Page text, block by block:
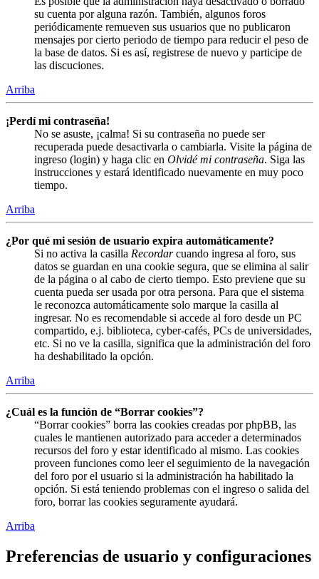
su cuenta por alguna razón. También, algunos foros
periódicamente remueven sus usuarios que no publicaron
mensajes por cierto periodo de tiempo para reducir el peso de
la base de datos. Si es así, registrese de nuevo y participe de
las discuciones.
Arriba
¡Perdí mi contraseña!
No se asuste, ¡calma! Si su contraseña no puede ser
recuperada puede desactivarla o cambiarla. Visite la página de
ingreso (login) y haga clic en Olvidé mi contraseña. Siga las
instrucciones y estará identificado nuevamente en muy poco
tiempo.
Arriba
¿Por qué mi sesión de usuario expira automáticamente?
Si no activa la casilla Recordarcuando ingresa al foro, sus
datos se guardan en una cookie segura, que se elimina al salir
de la página o al cabo de cierto tiempo. Esto previene que su
cuenta pueda ser usada por otra persona. Para que el sistema
le reconozca automáticamente solo marque la casilla al
ingresar. No es recomendable si accede al foro desde un PC
compartido, e.j. biblioteca, cyber-cafés, PCs de universidades,
etc. Si no ve la casilla, significa que la administración del foro
ha deshabilitado la opción.
Arriba
¿Cuál es la función de “Borrar cookies”?
“Borrar cookies” borra las cookies creadas por phpBB, las
cuales le mantienen autorizado para acceder a determinados
recursos del foro y estar identificado al mismo. Las cookies
proveen funciones como leer el seguimiento de la navegación
del foro por el usuario si la administración ha habilitado la
opción. Si está teniendo problemas con el ingreso o salida del
foro, borrar las cookies seguramente ayudará.
Arriba
Preferencias de usuario y configuraciones